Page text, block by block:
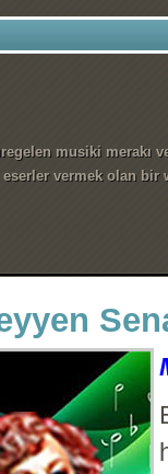
musiki merakı
vermek olan bir